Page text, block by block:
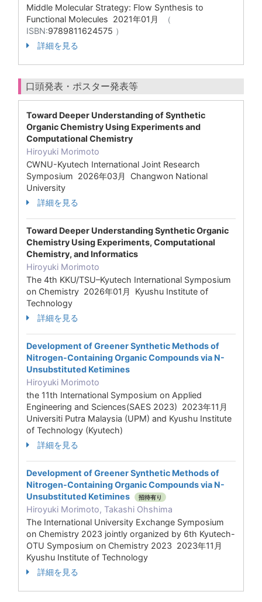
Middle Molecular Strategy: Flow Synthesis to
Functional Molecules 2021年01月
（
ISBN:9789811624575 ）
詳細を見る
口頭発表・ポスター発表等
Toward Deeper Understanding of Synthetic
Organic Chemistry Using Experiments and
Computational Chemistry
Hiroyuki Morimoto
CWNU-Kyutech International Joint Research
Symposium 2026年03月 Changwon National
University
詳細を見る
Toward Deeper Understanding Synthetic Organic
Chemistry Using Experiments, Computational
Chemistry, and Informatics
Hiroyuki Morimoto
The 4th KKU/TSU–Kyutech International Symposium
on Chemistry 2026年01月 Kyushu Institute of
Technology
詳細を見る
Development of Greener Synthetic Methods of
Nitrogen-Containing Organic Compounds via N-
Unsubstituted Ketimines
Hiroyuki Morimoto
the 11th International Symposium on Applied
Engineering and Sciences(SAES 2023) 2023年11月
Universiti Putra Malaysia (UPM) and Kyushu Institute
of Technology (Kyutech)
詳細を見る
Development of Greener Synthetic Methods of
Nitrogen-Containing Organic Compounds via N-
Unsubstituted Ketimines
招待有り
Hiroyuki Morimoto, Takashi Ohshima
The International University Exchange Symposium
on Chemistry 2023 jointly organized by 6th Kyutech-
OTU Symposium on Chemistry 2023 2023年11月
Kyushu Institute of Technology
詳細を見る